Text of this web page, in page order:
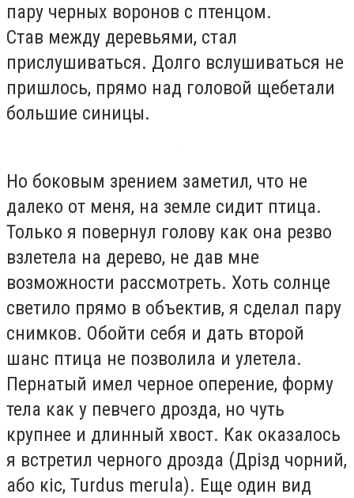
пару черных воронов с птенцом.
Став между деревьями, стал
прислушиваться. Долго вслушиваться не
пришлось, прямо над головой щебетали
большие синицы.
Но боковым зрением заметил, что не
далеко от меня, на земле сидит птица.
Только я повернул голову как она резво
взлетела на дерево, не дав мне
возможности рассмотреть. Хоть солнце
светило прямо в объектив, я сделал пару
снимков. Обойти себя и дать второй
шанс птица не позволила и улетела.
Пернатый имел черное оперение, форму
тела как у певчего дрозда, но чуть
крупнее и длинный хвост. Как оказалось
я встретил черного дрозда (Дрізд чорний,
або кіс, Turdus merula). Еще один вид